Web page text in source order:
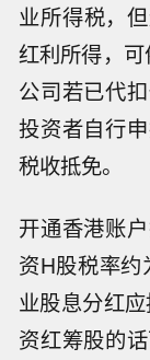
业所得税，
红利所得，
公司若已代
投资者自行
税收抵免。
开通香港账
资H股税率
业股息分红
资红筹股的